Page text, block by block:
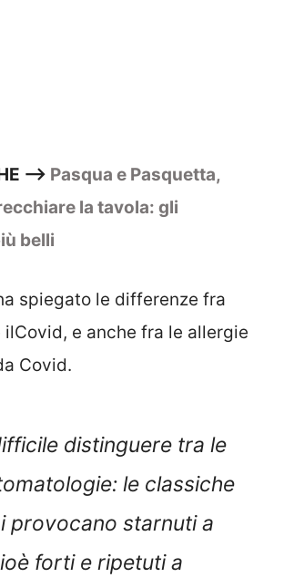
—> Pasqua e Pasquetta,
la tavola: gli
belli
spiegato le differenze fra
ilCovid, e anche fra le allergie
Covid.
distinguere tra le
le classiche
provocano starnuti a
forti e ripetuti a